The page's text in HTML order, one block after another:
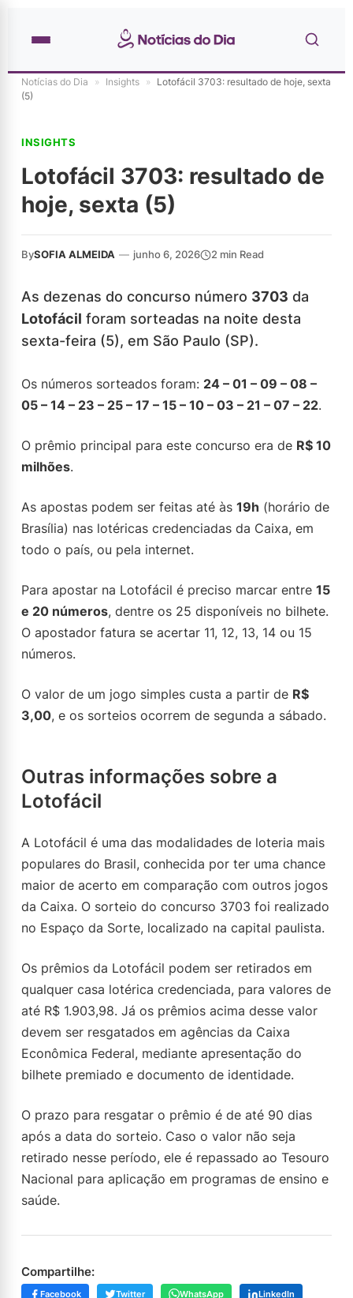
Notícias do Dia » Insights » Lotofácil 3703: resultado de hoje, sexta
(5)
INSIGHTS
Lotofácil 3703: resultado de
hoje, sexta (5)
BySOFIA ALMEIDA — junho 6, 2026 2 min Read
As dezenas do concurso número 3703 da
Lotofácil foram sorteadas na noite desta
sexta-feira (5), em São Paulo (SP).
Os números sorteados foram: 24 – 01 – 09 – 08 –
05 – 14 – 23 – 25 – 17 – 15 – 10 – 03 – 21 – 07 – 22.
O prêmio principal para este concurso era de R$ 10
milhões.
As apostas podem ser feitas até às 19h (horário de
Brasília) nas lotéricas credenciadas da Caixa, em
todo o país, ou pela internet.
Para apostar na Lotofácil é preciso marcar entre 15
e 20 números, dentre os 25 disponíveis no bilhete.
O apostador fatura se acertar 11, 12, 13, 14 ou 15
números.
O valor de um jogo simples custa a partir de R$
3,00, e os sorteios ocorrem de segunda a sábado.
Outras informações sobre a
Lotofácil
A Lotofácil é uma das modalidades de loteria mais
populares do Brasil, conhecida por ter uma chance
maior de acerto em comparação com outros jogos
da Caixa. O sorteio do concurso 3703 foi realizado
no Espaço da Sorte, localizado na capital paulista.
Os prêmios da Lotofácil podem ser retirados em
qualquer casa lotérica credenciada, para valores de
até R$ 1.903,98. Já os prêmios acima desse valor
devem ser resgatados em agências da Caixa
Econômica Federal, mediante apresentação do
bilhete premiado e documento de identidade.
O prazo para resgatar o prêmio é de até 90 dias
após a data do sorteio. Caso o valor não seja
retirado nesse período, ele é repassado ao Tesouro
Nacional para aplicação em programas de ensino e
saúde.
Compartilhe:
Facebook Twitter WhatsApp
LinkedIn